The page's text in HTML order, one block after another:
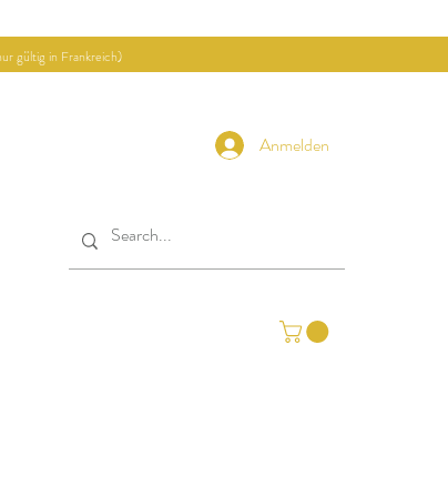
gültig in Frankreich)
Anmelden